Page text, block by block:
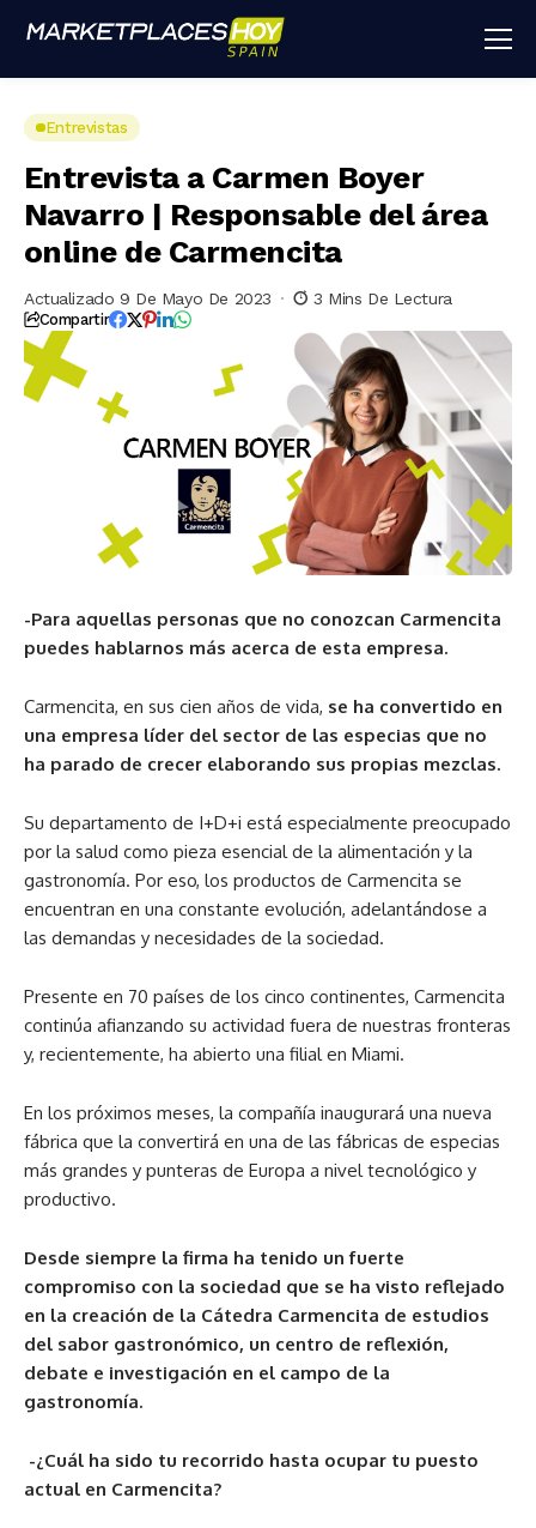
Entrevistas
Entrevista a Carmen Boyer
Navarro | Responsable del área
online de Carmencita
Actualizado 9 De Mayo De 2023 3 Mins De Lectura
Compartir
-Para aquellas personas que no conozcan Carmencita
puedes hablarnos más acerca de esta empresa.
Carmencita, en sus cien años de vida, se ha convertido en
una empresa líder del sector de las especias que no
ha parado de crecer elaborando sus propias mezclas.
Su departamento de I+D+i está especialmente preocupado
por la salud como pieza esencial de la alimentación y la
gastronomía. Por eso, los productos de Carmencita se
encuentran en una constante evolución, adelantándose a
las demandas y necesidades de la sociedad.
Presente en 70 países de los cinco continentes, Carmencita
continúa afianzando su actividad fuera de nuestras fronteras
y, recientemente, ha abierto una filial en Miami.
En los próximos meses, la compañía inaugurará una nueva
fábrica que la convertirá en una de las fábricas de especias
más grandes y punteras de Europa a nivel tecnológico y
productivo.
Desde siempre la firma ha tenido un fuerte
compromiso con la sociedad que se ha visto reflejado
en la creación de la Cátedra Carmencita de estudios
del sabor gastronómico, un centro de reflexión,
debate e investigación en el campo de la
gastronomía.
-¿Cuál ha sido tu recorrido hasta ocupar tu puesto
actual en Carmencita?